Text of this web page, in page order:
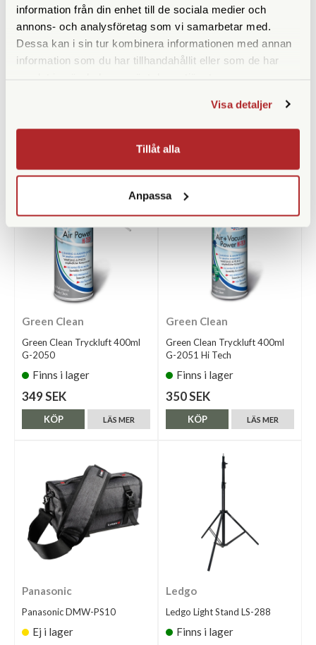
information från din enhet till de sociala medier och
annons- och analysföretag som vi samarbetar med.
Dessa kan i sin tur kombinera informationen med annan
information som du har tillhandahållit eller som de har
Visa detaljer
Tillåt alla
Anpassa
Benlåstyp Skruvlås
Medföljande snabbplatta
ANDRA KÖPTE ÄVEN
Green Clean
Green Clean Tryckluft 400ml
G-2050
Finns i lager
349 SEK
LÄS MER
KÖP
Green Clean
Green Clean Tryckluft 400ml
G-2051 Hi Tech
Finns i lager
350 SEK
LÄS MER
KÖP
Panasonic
Panasonic DMW-PS10
Ej i lager
Ledgo
Ledgo Light Stand LS-288
Finns i lager